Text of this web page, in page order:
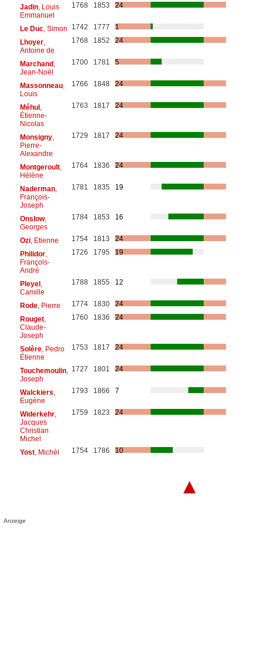
Jadin, Louis
Emmanuel
1768 1853 24
Le Duc, Simon 1742 1777
1
Lhoyer,
Antoine de
1768 1852 24
Marchand,
Jean-Noël
1700 1781 5
Massonneau,
Louis
1766 1848 24
Méhul,
Étienne-
Nicolas
1763 1817 24
Monsigny,
Pierre-
Alexandre
1729 1817 24
Montgeroult,
Hélène
1764 1836 24
Naderman,
François-
Joseph
1781 1835 19
Onslow,
Georges
1784 1853 16
Ozi, Etienne 1754 1813
24
Philidor,
François-
André
1726 1795 19
Pleyel,
Camille
1788 1855 12
Rode, Pierre 1774 1830
24
Rouget,
Claude-
Joseph
1760 1836 24
Solère, Pedro
Étienne
1753 1817 24
Touchemoulin,
Joseph
1727 1801 24
Walckiers
Eugène
1793 1866 7
Widerkehr,
Jacques
Christian
Michel
1759 1823 24
Yost, Michèl 1754 1786 10
▲
Anzeige